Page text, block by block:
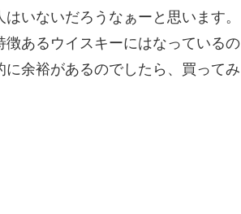
いないだろうなぁーと思います。
あるウイスキーにはなっているの
余裕があるのでしたら、買ってみ